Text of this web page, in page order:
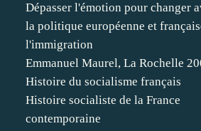
Dépasser l'émotion pour changer
la politique européenne et
l'immigration
Emmanuel Maurel, La Rochelle
Histoire du socialisme français
Histoire socialiste de la France
contemporaine